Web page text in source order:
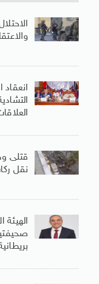
انعقاد
قتلى
نقل
الهيئة